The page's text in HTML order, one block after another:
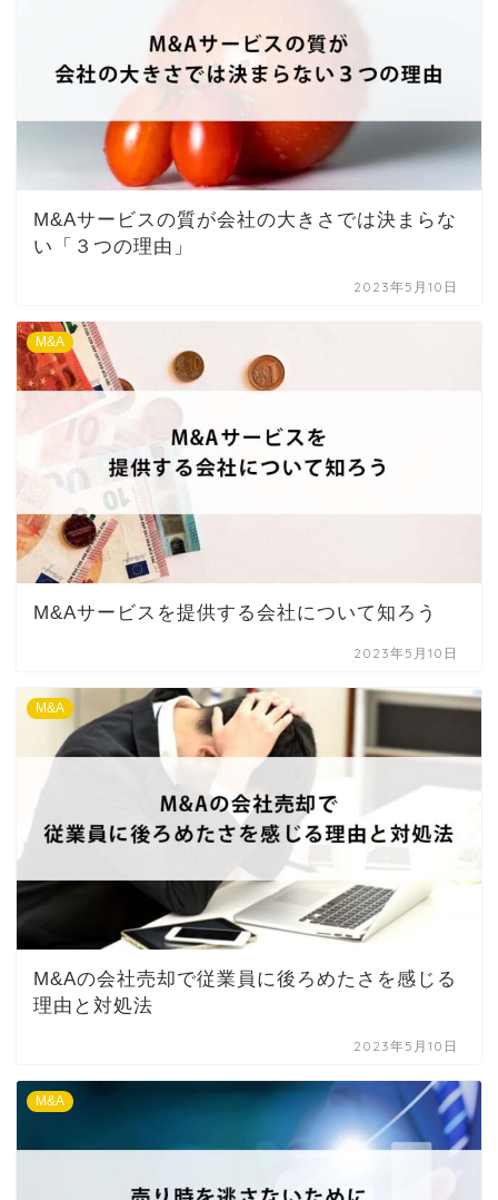
M&Aサービスの質が会社の大きさでは決まらな
い「３つの理由」
2023年5月10日
M&A
M&Aサービスを提供する会社について知ろう
2023年5月10日
M&A
M&Aの会社売却で従業員に後ろめたさを感じる
理由と対処法
2023年5月10日
M&A